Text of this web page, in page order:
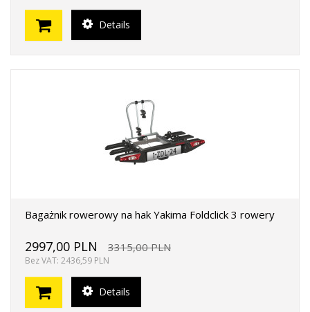
Details
Bagażnik rowerowy na hak Yakima Foldclick 3 rowery
2997,00 PLN 3315,00 PLN
Bez VAT: 2436,59 PLN
Details